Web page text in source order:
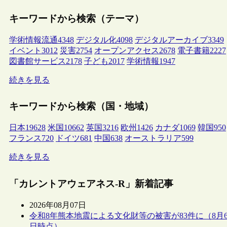
キーワードから検索（テーマ）
学術情報流通4348 デジタル化4098 デジタルアーカイブ3349
イベント 3012 災害2754 オープンアクセス2678 電子書籍2227
図書館サービス2178 子ども2017 学術情報1947
続きを見る
キーワードから検索（国・地域）
日本19628 米国 10662 英国3216 欧州 1426 カナダ1069 韓国950
フランス720 ドイツ681 中国638 オーストラリア599
続きを見る
「カレントアウェアネス-R」新着記事
2026年08月07日
令和8年熊本地震による文化財等の被害が83件に（8月